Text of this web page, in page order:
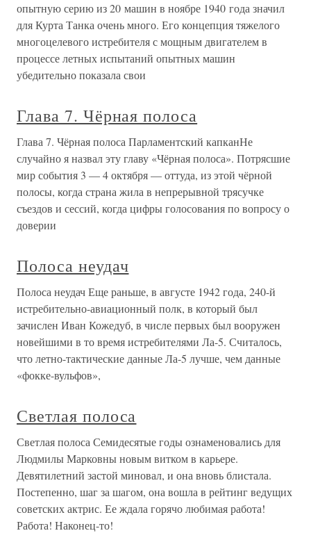
опытную серию из 20 машин в ноябре 1940 года значил
для Курта Танка очень много. Его концепция тяжелого
многоцелевого истребителя с мощным двигателем в
процессе летных испытаний опытных машин
убедительно показала свои
Глава 7. Чёрная полоса
Глава 7. Чёрная полоса Парламентский капканНе
случайно я назвал эту главу «Чёрная полоса». Потрясшие
мир события 3 — 4 октября — оттуда, из этой чёрной
полосы, когда страна жила в непрерывной трясучке
съездов и сессий, когда цифры голосования по вопросу о
доверии
Полоса неудач
Полоса неудач Еще раньше, в августе 1942 года, 240-й
истребительно-авиационный полк, в который был
зачислен Иван Кожедуб, в числе первых был вооружен
новейшими в то время истребителями Ла-5. Считалось,
что летно-тактические данные Ла-5 лучше, чем данные
«фокке-вульфов»,
Светлая полоса
Светлая полоса Семидесятые годы ознаменовались для
Людмилы Марковны новым витком в карьере.
Девятилетний застой миновал, и она вновь блистала.
Постепенно, шаг за шагом, она вошла в рейтинг ведущих
советских актрис. Ее ждала горячо любимая работа!
Работа! Наконец-то!